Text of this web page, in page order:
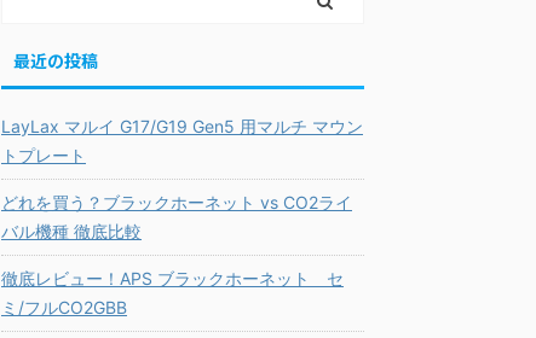
最近の投稿
LayLax マルイ G17/G19 Gen5 用マルチ マウン
トプレート
どれを買う？ブラックホーネット vs CO2ライ
バル機種 徹底比較
徹底レビュー！APS ブラックホーネット セ
ミ/フルCO2GBB